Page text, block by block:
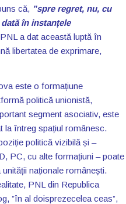
că, ”spre regret, nu, cu
în instanțele
a dat această luptă în
libertatea de exprimare,
este o formațiune
politică unionistă,
segment asociativ, este
la întreg spațiul românesc.
politică vizibilă și –
PC, cu alte formațiuni – poate
naționale românești.
PNL din Republica
”în al doisprezecelea ceas”,